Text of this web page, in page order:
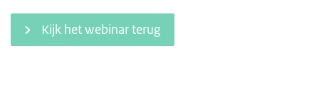
Kijk het webinar terug